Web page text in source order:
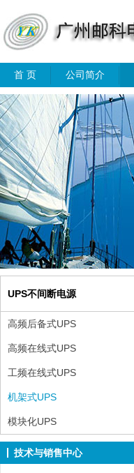
首 页 公司简介
UPS不间断电源
高频后备式UPS
高频在线式UPS
工频在线式UPS
机架式UPS
模块化UPS
技术与销售中心